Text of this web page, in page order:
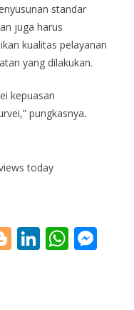
standar
juga harus
kualitas pelayanan
yang dilakukan.
kepuasan
pungkasnya.
today
Bl Li W